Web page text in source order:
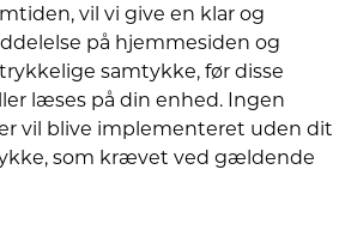
vil vi give en klar og
på hjemmesiden og
samtykke, før disse
læses på din enhed. Ingen
vil blive implementeret uden dit
som krævet ved gældende